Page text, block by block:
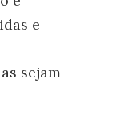
e
sejam